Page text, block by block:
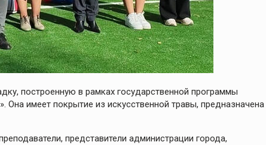
построенную в рамках государственной программы
Она имеет покрытие из искусственной травы, предназначена
представители администрации города,